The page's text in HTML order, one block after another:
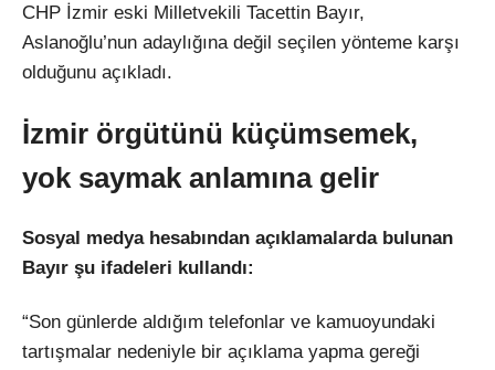
CHP İzmir eski Milletvekili Tacettin Bayır,
Aslanoğlu’nun adaylığına değil seçilen yönteme karşı
olduğunu açıkladı.
İzmir örgütünü küçümsemek,
yok saymak anlamına gelir
Sosyal medya hesabından açıklamalarda bulunan
Bayır şu ifadeleri kullandı:
“Son günlerde aldığım telefonlar ve kamuoyundaki
tartışmalar nedeniyle bir açıklama yapma gereği